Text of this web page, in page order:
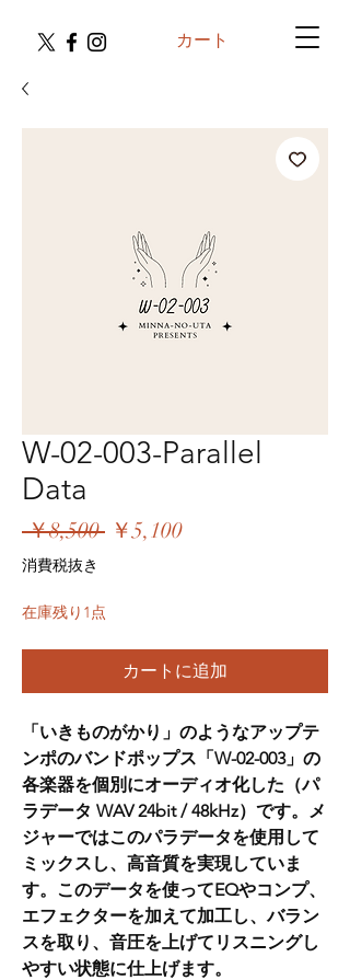
カート
W-02-003-Parallel
Data
￥8,500 通
格
￥5,100セ
格
消費税抜き
在庫残り1点
カートに追加
「いきものがかり」のようなアップテ
ンポのバンドポップス「W-02-003」の
各楽器を個別にオーディオ化した（パ
ラデータ WAV 24bit / 48kHz）です。メ
ジャーではこのパラデータを使用して
ミックスし、高音質を実現していま
す。このデータを使ってEQやコンプ、
エフェクターを加えて加工し、バラン
スを取り、音圧を上げてリスニングし
やすい状態に仕上げます。